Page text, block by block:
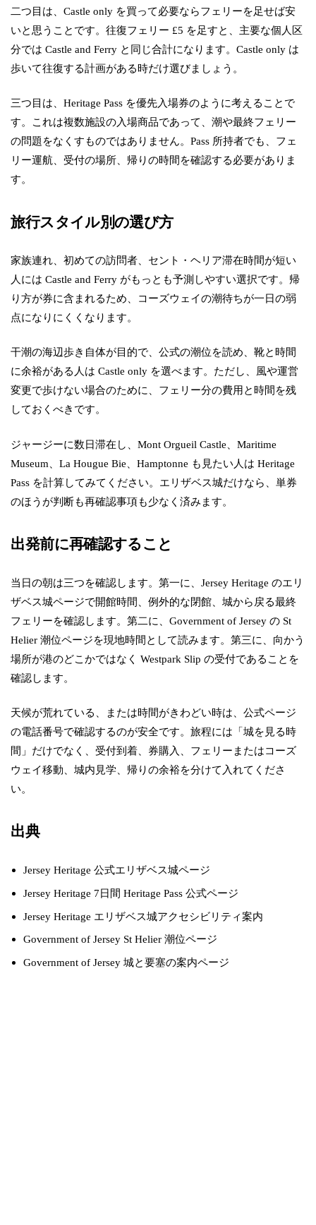
二つ目は、Castle only を買って必要ならフェリーを足せば安
いと思うことです。往復フェリー £5 を足すと、主要な個人区
分では Castle and Ferry と同じ合計になります。Castle only は
歩いて往復する計画がある時だけ選びましょう。
三つ目は、Heritage Pass を優先入場券のように考えることで
す。これは複数施設の入場商品であって、潮や最終フェリー
の問題をなくすものではありません。Pass 所持者でも、フェ
リー運航、受付の場所、帰りの時間を確認する必要がありま
す。
旅行スタイル別の選び方
家族連れ、初めての訪問者、セント・ヘリア滞在時間が短い
人には Castle and Ferry がもっとも予測しやすい選択です。帰
り方が券に含まれるため、コーズウェイの潮待ちが一日の弱
点になりにくくなります。
干潮の海辺歩き自体が目的で、公式の潮位を読め、靴と時間
に余裕がある人は Castle only を選べます。ただし、風や運営
変更で歩けない場合のために、フェリー分の費用と時間を残
しておくべきです。
ジャージーに数日滞在し、Mont Orgueil Castle、Maritime
Museum、La Hougue Bie、Hamptonne も見たい人は Heritage
Pass を計算してみてください。エリザベス城だけなら、単券
のほうが判断も再確認事項も少なく済みます。
出発前に再確認すること
当日の朝は三つを確認します。第一に、Jersey Heritage のエリ
ザベス城ページで開館時間、例外的な閉館、城から戻る最終
フェリーを確認します。第二に、Government of Jersey の St
Helier 潮位ページを現地時間として読みます。第三に、向かう
場所が港のどこかではなく Westpark Slip の受付であることを
確認します。
天候が荒れている、または時間がきわどい時は、公式ページ
の電話番号で確認するのが安全です。旅程には「城を見る時
間」だけでなく、受付到着、券購入、フェリーまたはコーズ
ウェイ移動、城内見学、帰りの余裕を分けて入れてくださ
い。
出典
Jersey Heritage 公式エリザベス城ページ
Jersey Heritage 7日間 Heritage Pass 公式ページ
Jersey Heritage エリザベス城アクセシビリティ案内
Government of Jersey St Helier 潮位ページ
Government of Jersey 城と要塞の案内ページ